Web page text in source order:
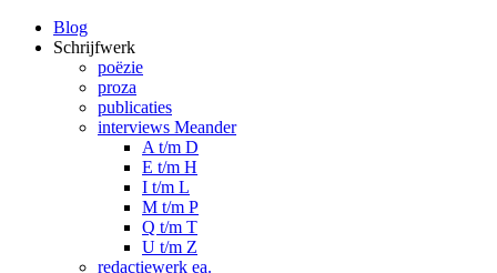
Blog
Schrijfwerk
poëzie
proza
publicaties
interviews Meander
A t/m D
E t/m H
I t/m L
M t/m P
Q t/m T
U t/m Z
redactiewerk ea.